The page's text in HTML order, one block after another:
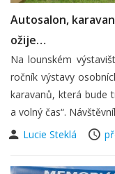
Autosalon,
ožije…
Na lounském
ročník výstavy
karavanů, která bude
a volný čas“.
Lucie Steklá